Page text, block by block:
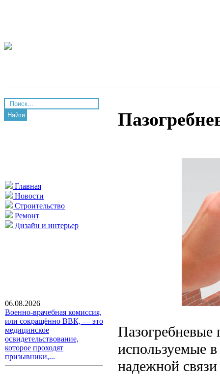
Найти
Главная
Новости
Строительство
Ремонт
Дизайн и интерьер
06.08.2026
Военно-врачебная комиссия,
или сокращённо ВВК, — это
медицинское
освидетельствование,
которое проходят
призывники,...
Пазогребневые
используемые в
надежной